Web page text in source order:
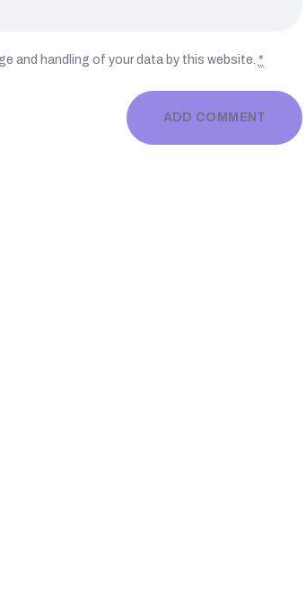
and handling of your data by this website. *